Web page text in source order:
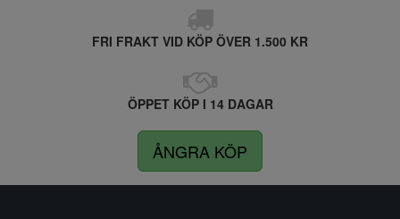
FRI FRAKT VID KÖP ÖVER 1.500 KR
ÖPPET KÖP I 14 DAGAR
ÅNGRA KÖP